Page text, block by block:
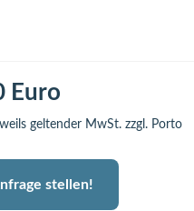
Euro
geltender MwSt. zzgl. Porto
stellen!